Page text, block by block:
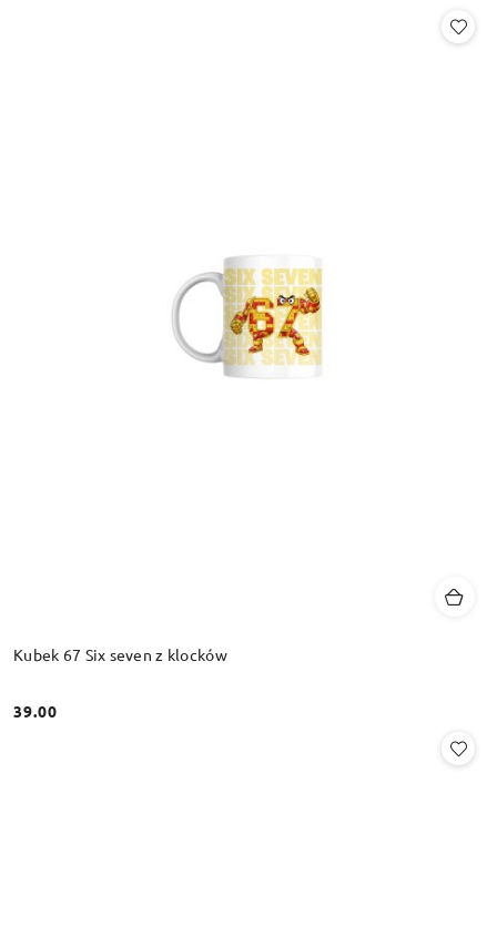
Kubek 67 Six seven z klocków
Cena:
39.00